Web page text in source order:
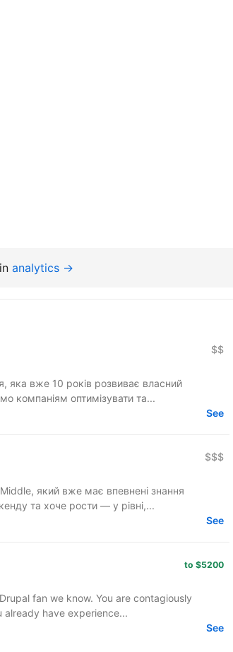
analytics →
$$
яка вже 10 років розвиває власний
компаніям оптимізувати та...
See
$$$
який вже має впевнені знання
та хоче рости — у рівні,...
See
to $5200
fan we know. You are contagiously
already have experience...
See